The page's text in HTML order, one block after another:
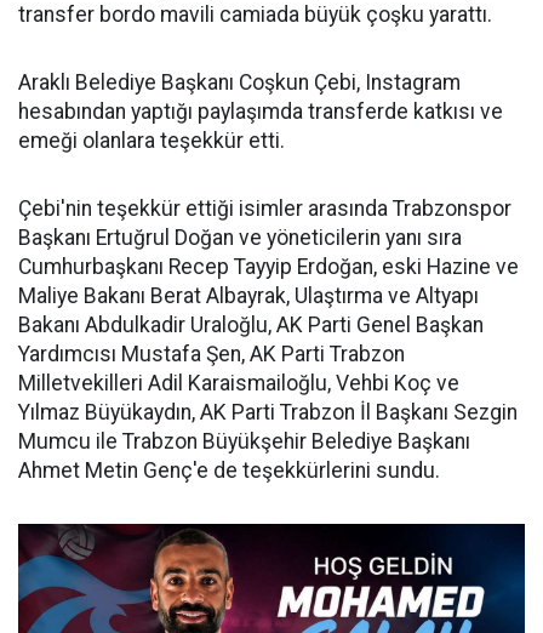
transfer bordo mavili camiada büyük çoşku yarattı.
Araklı Belediye Başkanı Coşkun Çebi, Instagram
hesabından yaptığı paylaşımda transferde katkısı ve
emeği olanlara teşekkür etti.
Çebi'nin teşekkür ettiği isimler arasında Trabzonspor
Başkanı Ertuğrul Doğan ve yöneticilerin yanı sıra
Cumhurbaşkanı Recep Tayyip Erdoğan, eski Hazine ve
Maliye Bakanı Berat Albayrak, Ulaştırma ve Altyapı
Bakanı Abdulkadir Uraloğlu, AK Parti Genel Başkan
Yardımcısı Mustafa Şen, AK Parti Trabzon
Milletvekilleri Adil Karaismailoğlu, Vehbi Koç ve
Yılmaz Büyükaydın, AK Parti Trabzon İl Başkanı Sezgin
Mumcu ile Trabzon Büyükşehir Belediye Başkanı
Ahmet Metin Genç'e de teşekkürlerini sundu.